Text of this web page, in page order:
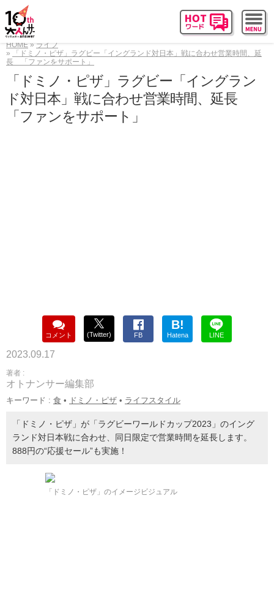
HOME
ライフ
「ドミノ・ピザ」ラグビー「イングランド対日本」戦に合わせ営業時間、延
長 「ファンをサポート」
「ドミノ・ピザ」ラグビー「イングラン
ド対日本」戦に合わせ営業時間、延長
「ファンをサポート」
コメント (Twitter) FB
B!
Hatena LINE
2023.09.17
著者 :
オトナンサー編集部
キーワード : 食 • ドミノ・ピザ • ライフスタイル
「ドミノ・ピザ」が「ラグビーワールドカップ2023」のイング
ランド対日本戦に合わせ、同日限定で営業時間を延長します。
888円の“応援セール”も実施！
「ドミノ・ピザ」のイメージビジュアル